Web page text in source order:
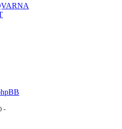
-